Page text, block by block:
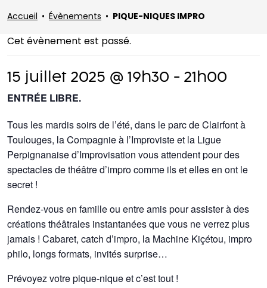
Accueil • Évènements • PIQUE-NIQUES IMPRO
Cet évènement est passé.
15 juillet 2025 @ 19h30 - 21h00
ENTRÉE LIBRE.
Tous les mardis soirs de l’été, dans le parc de Clairfont à
Toulouges, la Compagnie à l’Improviste et la Ligue
Perpignanaise d’Improvisation vous attendent pour des
spectacles de théâtre d’impro comme ils et elles en ont le
secret !
Rendez-vous en famille ou entre amis pour assister à des
créations théâtrales instantanées que vous ne verrez plus
jamais ! Cabaret, catch d’impro, la Machine Kiçétou, impro
philo, longs formats, invités surprise…
Prévoyez votre pique-nique et c’est tout !